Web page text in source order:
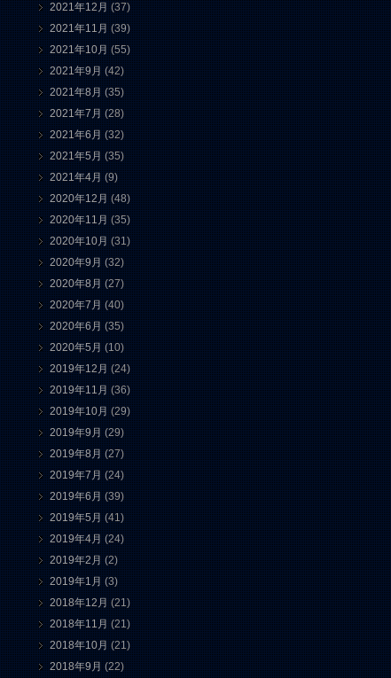
2021年12月(37)
2021年11月(39)
2021年10月(55)
2021年9月(42)
2021年8月(35)
2021年7月(28)
2021年6月(32)
2021年5月(35)
2021年4月(9)
2020年12月(48)
2020年11月(35)
2020年10月(31)
2020年9月(32)
2020年8月(27)
2020年7月(40)
2020年6月(35)
2020年5月(10)
2019年12月(24)
2019年11月(36)
2019年10月(29)
2019年9月(29)
2019年8月(27)
2019年7月(24)
2019年6月(39)
2019年5月(41)
2019年4月(24)
2019年2月(2)
2019年1月(3)
2018年12月(21)
2018年11月(21)
2018年10月(21)
2018年9月(22)